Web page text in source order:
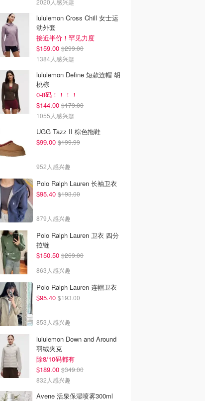
Starts 洁
$38.00
面乳 200ml
去购买
2020人感兴趣
lululemon Cross Chill 女士运
动外套
接近半价！罕见力度
$159.00 $299.00
1384人感兴趣
lululemon Define 短款连帽 胡
桃棕
0-8码！！！！
$144.00 $179.00
1055人感兴趣
UGG Tazz II 棕色拖鞋
$99.00 $199.99
952人感兴趣
Polo Ralph Lauren 长袖卫衣
$95.40 $193.00
879人感兴趣
Polo Ralph Lauren 卫衣 四分
拉链
$150.50 $269.00
863人感兴趣
Polo Ralph Lauren 连帽卫衣
$95.40 $193.00
853人感兴趣
lululemon Down and Around
羽绒夹克
除8/10码都有
$189.00 $349.00
832人感兴趣
Avene 活泉保湿喷雾300ml